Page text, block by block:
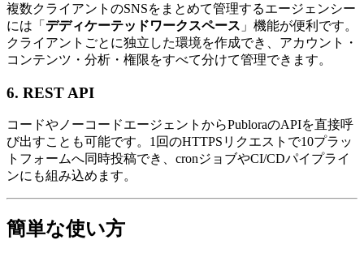
複数クライアントのSNSをまとめて管理するエージェンシー
には「 デディケーテッドワークスペース 」機能が便利です。
クライアントごとに独立した環境を作成でき、アカウント・
コンテンツ・分析・権限をすべて分けて管理できます。
6. REST API
コードやノーコードエージェントからPubloraのAPIを直接呼
び出すことも可能です。1回のHTTPSリクエストで10プラッ
トフォームへ同時投稿でき、cronジョブやCI/CDパイプライ
ンにも組み込めます。
簡単な使い方